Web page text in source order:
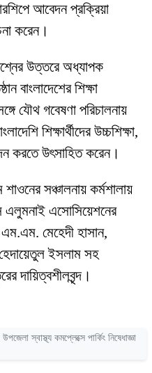
আবেদন প্রক্রিয়া
করেন।
উত্তরে অধ্যাপক
বাংলাদেশের শিক্ষা
যৌথ গবেষণা পরিচালনায়
শিক্ষার্থীদের উচ্চশিক্ষা,
করতে উৎসাহিত করেন।
সঞ্চালনায় কর্মশালায়
এসোসিয়েশনের
মেহেদী হাসান,
ইসলাম সহ
দায়িত্বশীলবৃন্দ।
উপজেলা স্বাস্থ্য কমপ্লেক্সে পার্কিং নিষেধাজ্ঞা